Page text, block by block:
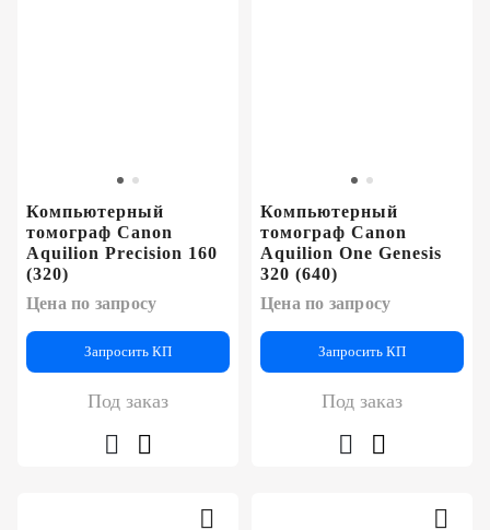
Компьютерный
томограф Canon
Aquilion Precision 160
(320)
Цена по запросу
Запросить КП
Под заказ
Компьютерный
томограф Canon
Aquilion One Genesis
320 (640)
Цена по запросу
Запросить КП
Под заказ